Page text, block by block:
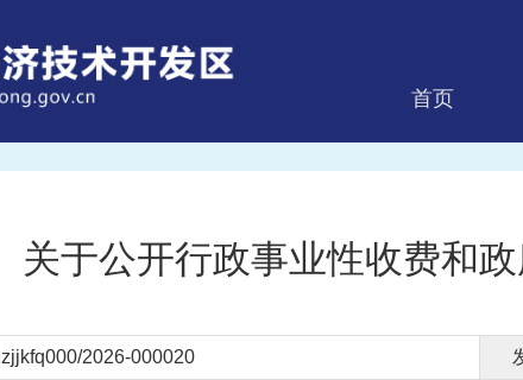
首页
关于公开行政事业性收费和
2026-000020